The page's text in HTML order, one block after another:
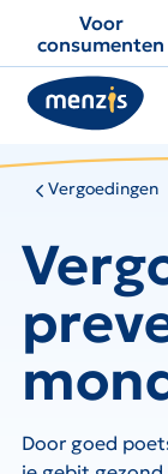
voor
snelle
navigatie
Voor
consumenten
Vergoedingen
Door goed